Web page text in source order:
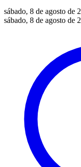
sábado, 8 de agosto de
sábado, 8 de agosto de